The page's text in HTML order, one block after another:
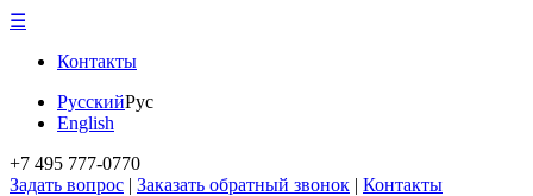
☰
Контакты
РусскийРус
English
+7 495 777-0770
Задать вопрос | Заказать обратный звонок | Контакты